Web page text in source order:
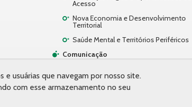
Acesso
Nova Economia e Desenvolvimento
Territorial
Saúde Mental e Territórios Periféricos
Comunicação
e usuárias que navegam por nosso site.
com esse armazenamento no seu